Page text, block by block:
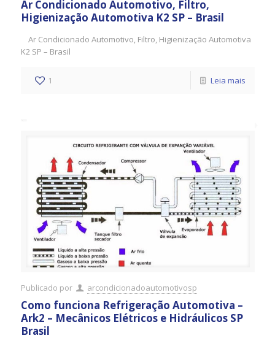
Ar Condicionado Automotivo, Filtro,
Higienização Automotiva K2 SP – Brasil
Ar Condicionado Automotivo, Filtro, Higienização Automotiva
K2 SP – Brasil
1 Leia mais
Publicado por arcondicionadoautomotivosp
Como funciona Refrigeração Automotiva –
Ark2 – Mecânicos Elétricos e Hidráulicos SP
Brasil